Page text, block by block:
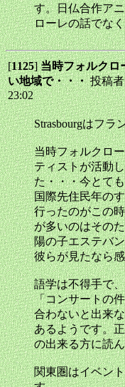
す。日仏合作ア
ローレの話でな
[1125]当時フォルクロ
い地域で・・・投稿
23:02
Strasbourgはフ
当時フォルクロ
ティストが活動
た・・・今とて
国際先住民年の
行ったのがこの
が多いのはその
陽の子エステバ
彼らが見たなら
語学は不得手で
「コンサートの
合わないと出来
あるようです。
の出来る方に読
関東圏はイベン